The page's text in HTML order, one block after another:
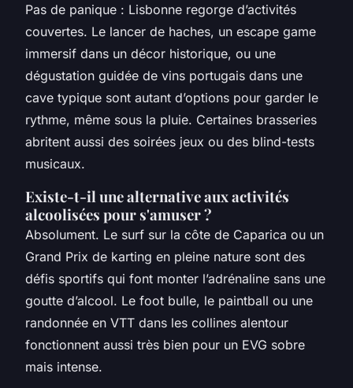
Pas de panique : Lisbonne regorge d’activités
couvertes. Le lancer de haches, un escape game
immersif dans un décor historique, ou une
dégustation guidée de vins portugais dans une
cave typique sont autant d’options pour garder le
rythme, même sous la pluie. Certaines brasseries
abritent aussi des soirées jeux ou des blind-tests
musicaux.
Existe-t-il une alternative aux activités
alcoolisées pour s'amuser ?
Absolument. Le surf sur la côte de Caparica ou un
Grand Prix de karting en pleine nature sont des
défis sportifs qui font monter l’adrénaline sans une
goutte d’alcool. Le foot bulle, le paintball ou une
randonnée en VTT dans les collines alentour
fonctionnent aussi très bien pour un EVG sobre
mais intense.